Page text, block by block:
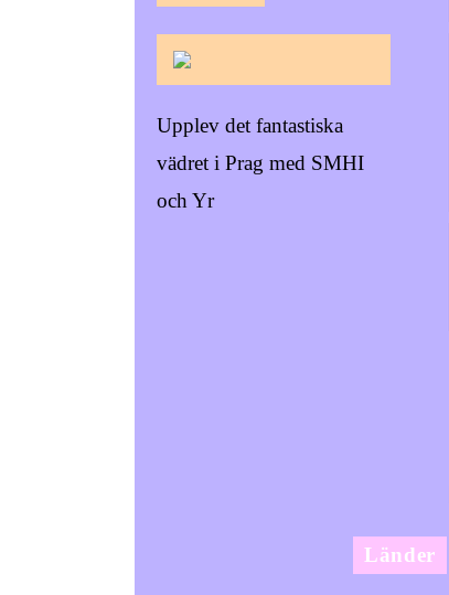
Upplev det fantastiska
vädret i Prag med SMHI
och Yr
Länder